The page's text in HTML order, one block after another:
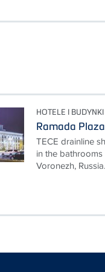
HOTELE I
Ramada
TECE drainline
in the
Voronezh, Russia.